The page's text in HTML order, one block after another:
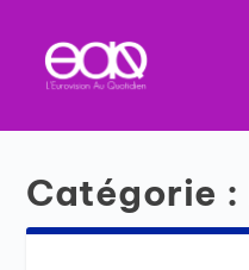
Catégorie :